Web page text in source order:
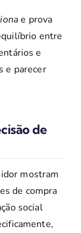
e prova
entre
e
e parecer
de
mostram
de compra
social